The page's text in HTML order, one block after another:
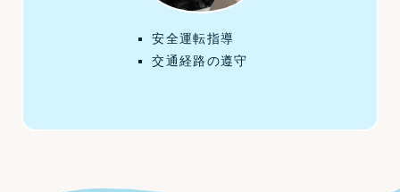
安全運転指導
交通経路の遵守